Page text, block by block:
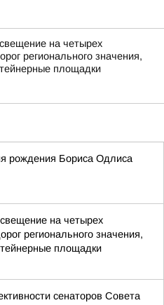
на четырех
регионального значения,
площадки
рождения Бориса Одлиса
на четырех
регионального значения,
площадки
сенаторов Совета